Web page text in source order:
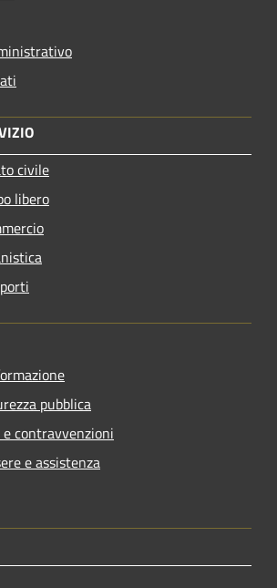
civile
libero
pubblica
contravvenzioni
e assistenza